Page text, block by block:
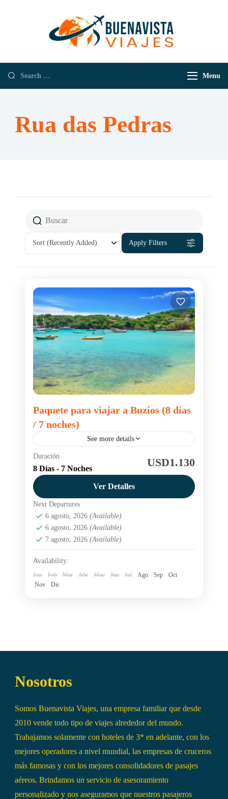
Menu
Rua das Pedras
Sort (Recently Added) Apply Filters
Paquete para viajar a Buzios (8 días
/ 7 noches)
See more details
Praia da Ferradura Praia de Ferradurinha
Praia de Geribá Praia de João Fernandes
Disfruta de una escapada a Buzios durante 7
noches con alojamiento con desayuno brasilero,
traslados y asistencia al viajero incluidos.
Experimenta una estadía cómoda en...
América
Duración
8 Días - 7 Noches USD1.130
Ver Detalles
Next Departures
6 agosto, 2026 (Available)
6 agosto, 2026 (Available)
7 agosto, 2026 (Available)
Availability:
Ene Feb Mar Abr May Jun Jul Ago Sep
Oct
Nov
Dic
Nosotros
Somos Buenavista Viajes, una empresa familiar que desde
2010 vende todo tipo de viajes alrededor del mundo.
Trabajamos solamente con hoteles de 3* en adelante, con los
mejores operadores a nivel mundial, las empresas de cruceros
más famosas y con los mejores consolidadores de pasajes
aéreos. Brindamos un servicio de asesoramiento
personalizado y nos aseguramos que nuestros pasajeros